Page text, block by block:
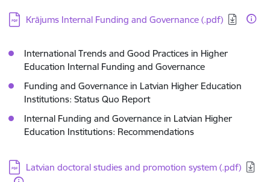
Lejupielādēt:
Krājums Internal Funding and Governance (.pdf)
International Trends and Good Practices in Higher
Education Internal Funding and Governance
Funding and Governance in Latvian Higher Education
Institutions: Status Quo Report
Internal Funding and Governance in Latvian Higher
Education Institutions: Recommendations
Lejupielādēt:
Latvian doctoral studies and promotion system (.pdf)